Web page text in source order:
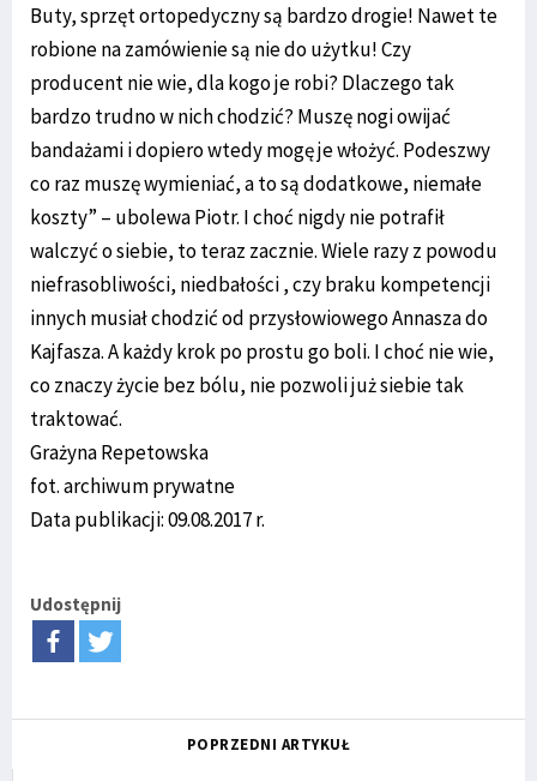
Buty, sprzęt ortopedyczny są bardzo drogie! Nawet te
robione na zamówienie są nie do użytku! Czy
producent nie wie, dla kogo je robi? Dlaczego tak
bardzo trudno w nich chodzić? Muszę nogi owijać
bandażami i dopiero wtedy mogę je włożyć. Podeszwy
co raz muszę wymieniać, a to są dodatkowe, niemałe
koszty” – ubolewa Piotr. I choć nigdy nie potrafił
walczyć o siebie, to teraz zacznie. Wiele razy z powodu
niefrasobliwości, niedbałości , czy braku kompetencji
innych musiał chodzić od przysłowiowego Annasza do
Kajfasza. A każdy krok po prostu go boli. I choć nie wie,
co znaczy życie bez bólu, nie pozwoli już siebie tak
traktować.
Grażyna Repetowska
fot. archiwum prywatne
Data publikacji: 09.08.2017 r.
Udostępnij
POPRZEDNI ARTYKUŁ